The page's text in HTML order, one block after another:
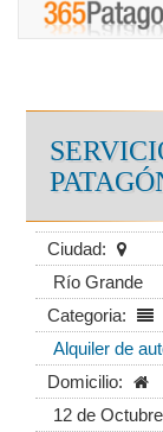
Ciudad:
Río Grande
Categoria:
Alquiler de
Domicilio:
12 de